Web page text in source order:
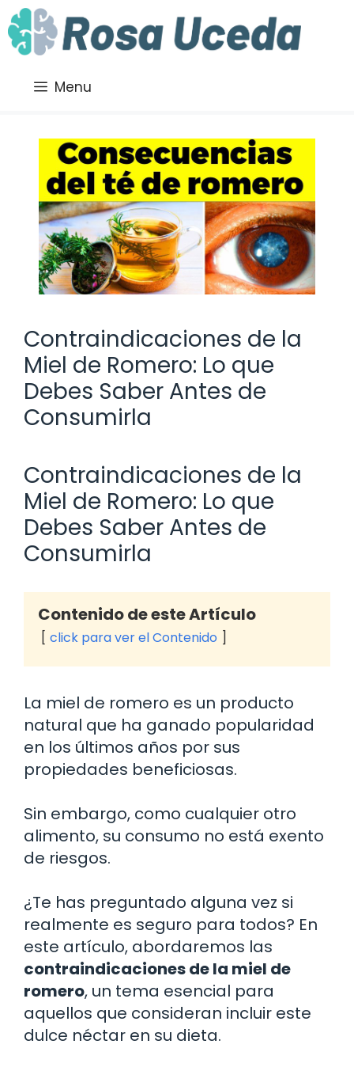
Saltar
al
contenido
Menu
Contraindicaciones de la
Miel de Romero: Lo que
Debes Saber Antes de
Consumirla
Contraindicaciones de la
Miel de Romero: Lo que
Debes Saber Antes de
Consumirla
Contenido de este Artículo
click para ver el Contenido
La miel de romero es un producto
natural que ha ganado popularidad
en los últimos años por sus
propiedades beneficiosas.
Sin embargo, como cualquier otro
alimento, su consumo no está exento
de riesgos.
¿Te has preguntado alguna vez si
realmente es seguro para todos? En
este artículo, abordaremos las
contraindicaciones de la miel de
romero, un tema esencial para
aquellos que consideran incluir este
dulce néctar en su dieta.